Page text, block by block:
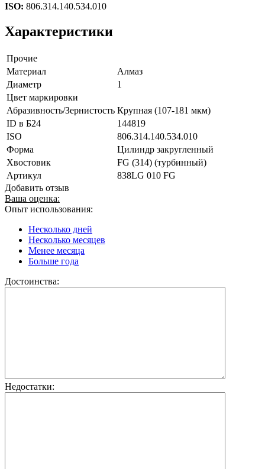
ISO: 806.314.140.534.010
Характеристики
Прочие
Материал
Алмаз
Диаметр
1
Цвет маркировки
Абразивность/Зернистость Крупная (107-181 мкм)
ID в Б24
144819
ISO
806.314.140.534.010
Форма
Цилиндр закругленный
Хвостовик
FG (314) (турбинный)
Артикул
838LG 010 FG
Добавить отзыв
Ваша оценка:
Опыт использования:
Несколько дней
Несколько месяцев
Менее месяца
Больше года
Достоинства:
Недостатки: